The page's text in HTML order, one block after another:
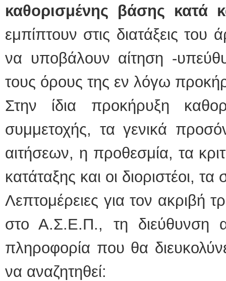
καθορισμένης βάσης κατά
εμπίπτουν στις διατάξεις
να υποβάλουν αίτηση -
τους όρους της εν λόγω
Στην ίδια προκήρυξη
συμμετοχής, τα γενικά
αιτήσεων, η προθεσμία, τα
κατάταξης και οι διοριστέοι,
Λεπτομέρειες για τον ακριβή
στο Α.Σ.Ε.Π., τη διεύθυνση
πληροφορία που θα
να αναζητηθεί: